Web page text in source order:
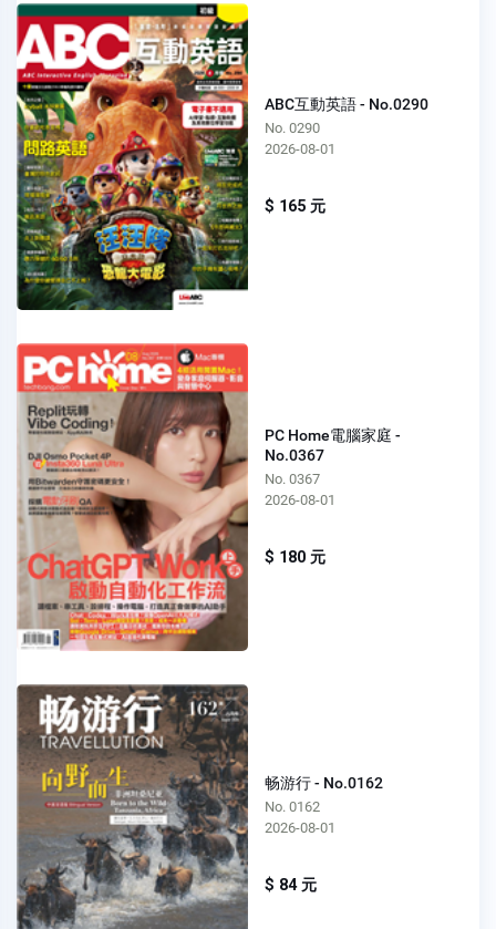
ABC互動英語 - No.0290
No. 0290
2026-08-01
$ 165 元
PC Home電腦家庭 -
No.0367
No. 0367
2026-08-01
$ 180 元
畅游行 - No.0162
No. 0162
2026-08-01
$ 84 元